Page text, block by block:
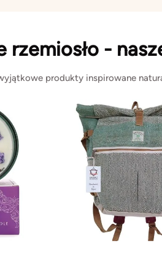
rzemiosło -
produkty inspirowane